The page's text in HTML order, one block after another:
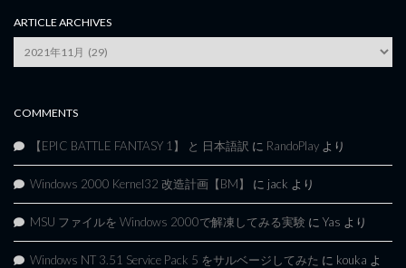
ARTICLE ARCHIVES
Archives
COMMENTS
【EPIC BATTLE FANTASY 1】 と 日本語訳 に RandoPlay より
Windows 2000 Kernel32 改造計画【BM】 に jack より
MSU ファイルを Windows 2000で解凍してみる実験 に Yas より
Windows NT 3.51 Service Pack 5 をサルベージしてみた に kouka よ